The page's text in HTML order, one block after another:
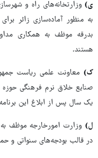
ی) وزارتخانه‌های راه و
به منظور آماده‌سازی زائر
بدرقه موظف به همکاری
هستند.
ک) معاونت علمی ریاست
صنایع خلاق نرم فرهنگی
یک سال پس از ابلاغ این
ل) وزارت امورخارجه موظف
در قالب بودجه‌های سنواتی و